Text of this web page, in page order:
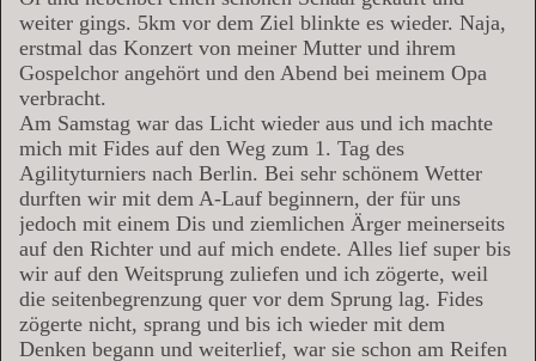
weiter gings. 5km vor dem Ziel blinkte es wieder. Naja,
erstmal das Konzert von meiner Mutter und ihrem
Gospelchor angehört und den Abend bei meinem Opa
verbracht.
Am Samstag war das Licht wieder aus und ich machte
mich mit Fides auf den Weg zum 1. Tag des
Agilityturniers nach Berlin. Bei sehr schönem Wetter
durften wir mit dem A-Lauf beginnern, der für uns
jedoch mit einem Dis und ziemlichen Ärger meinerseits
auf den Richter und auf mich endete. Alles lief super bis
wir auf den Weitsprung zuliefen und ich zögerte, weil
die seitenbegrenzung quer vor dem Sprung lag. Fides
zögerte nicht, sprang und bis ich wieder mit dem
Denken begann und weiterlief, war sie schon am Reifen